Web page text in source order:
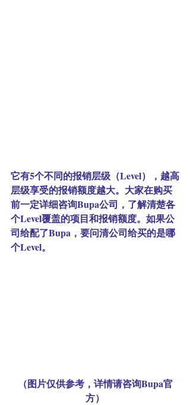
它有5个不同的报销层级（Level），越高
层级享受的报销额度越大。大家在购买
前一定详细咨询Bupa公司，了解清楚各
个Level覆盖的项目和报销额度。如果公
司给配了Bupa，要问清公司给买的是哪
个Level。
（图片仅供参考，详情请咨询Bupa官
方）